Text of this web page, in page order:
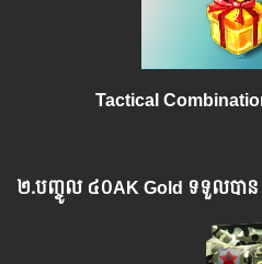
Tactical
២.​បញ្ចូល៤០AK Gold ទទួលបាន